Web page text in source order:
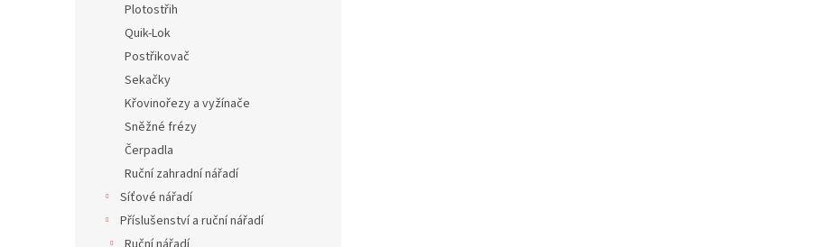
Plotostřih
Quik-Lok
Postřikovač
Sekačky
Křovinořezy a vyžínače
Sněžné frézy
Čerpadla
Ruční zahradní nářadí
Síťové nářadí
Příslušenství a ruční nářadí